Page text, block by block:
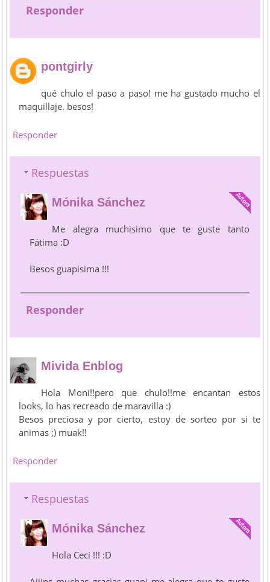
Responder
pontgirly
qué chulo el paso a paso! me ha gustado mucho el
maquillaje. besos!
Responder
Respuestas
Mónika Sánchez
Me alegra muchisimo que te guste tanto
Fátima :D
Besos guapisima !!!
Responder
Mivida Enblog
Hola Moni!!pero que chulo!!me encantan estos
looks, lo has recreado de maravilla :)
Besos preciosa y por cierto, estoy de sorteo por si te
animas ;) muak!!
Responder
Respuestas
Mónika Sánchez
Hola Ceci !!! :D